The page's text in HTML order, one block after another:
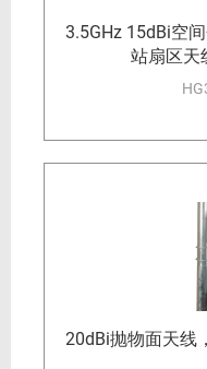
3.5GHz 15dBi空
站扇区天
20dBi抛物面天线